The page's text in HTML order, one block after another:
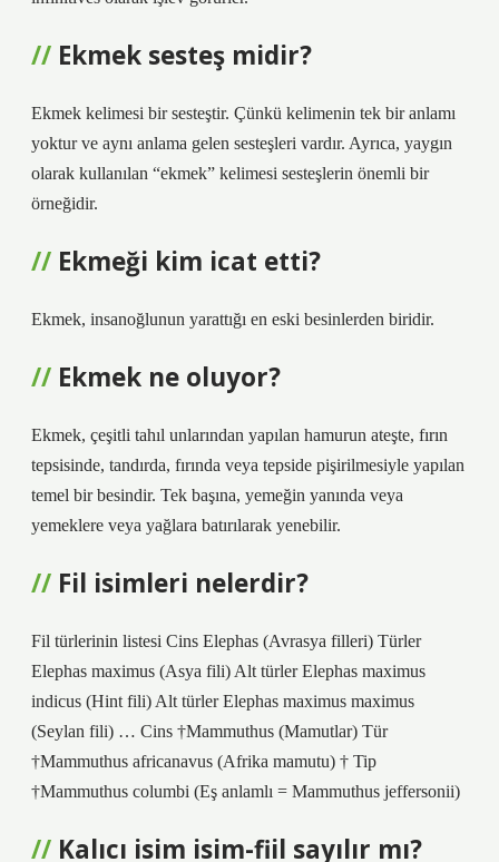
Ekmek sesteş midir?
Ekmek kelimesi bir sesteştir. Çünkü kelimenin tek bir anlamı
yoktur ve aynı anlama gelen sesteşleri vardır. Ayrıca, yaygın
olarak kullanılan “ekmek” kelimesi sesteşlerin önemli bir
örneğidir.
Ekmeği kim icat etti?
Ekmek, insanoğlunun yarattığı en eski besinlerden biridir.
Ekmek ne oluyor?
Ekmek, çeşitli tahıl unlarından yapılan hamurun ateşte, fırın
tepsisinde, tandırda, fırında veya tepside pişirilmesiyle yapılan
temel bir besindir. Tek başına, yemeğin yanında veya
yemeklere veya yağlara batırılarak yenebilir.
Fil isimleri nelerdir?
Fil türlerinin listesi Cins Elephas (Avrasya filleri) Türler
Elephas maximus (Asya fili) Alt türler Elephas maximus
indicus (Hint fili) Alt türler Elephas maximus maximus
(Seylan fili) … Cins †Mammuthus (Mamutlar) Tür
†Mammuthus africanavus (Afrika mamutu) † Tip
†Mammuthus columbi (Eş anlamlı = Mammuthus jeffersonii)
Kalıcı isim isim-fiil sayılır mı?